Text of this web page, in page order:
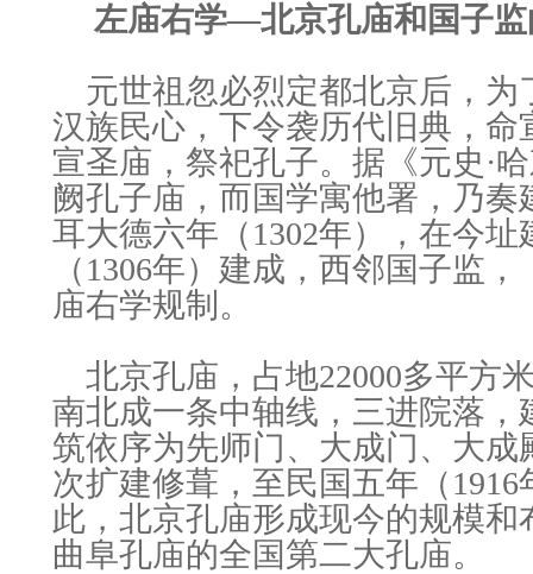
左庙右学―北京孔庙和国子监
元世祖忽必烈定都北京后，为
汉族民心，下令袭历代旧典，
宣圣庙，祭祀孔子。据《元史·
阙孔子庙，而国学寓他署，乃奏
耳大德六年（1302年），在今
（1306年）建成，西邻国子监
庙右学规制。
北京孔庙，占地22000多平方
南北成一条中轴线，三进院落
筑依序为先师门、大成门、大
次扩建修葺，至民国五年（
此，北京孔庙形成现今的规模
曲阜孔庙的全国第二大孔庙。